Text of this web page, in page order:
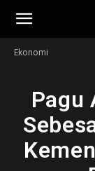
Manuver
Ekonomi
Pagu